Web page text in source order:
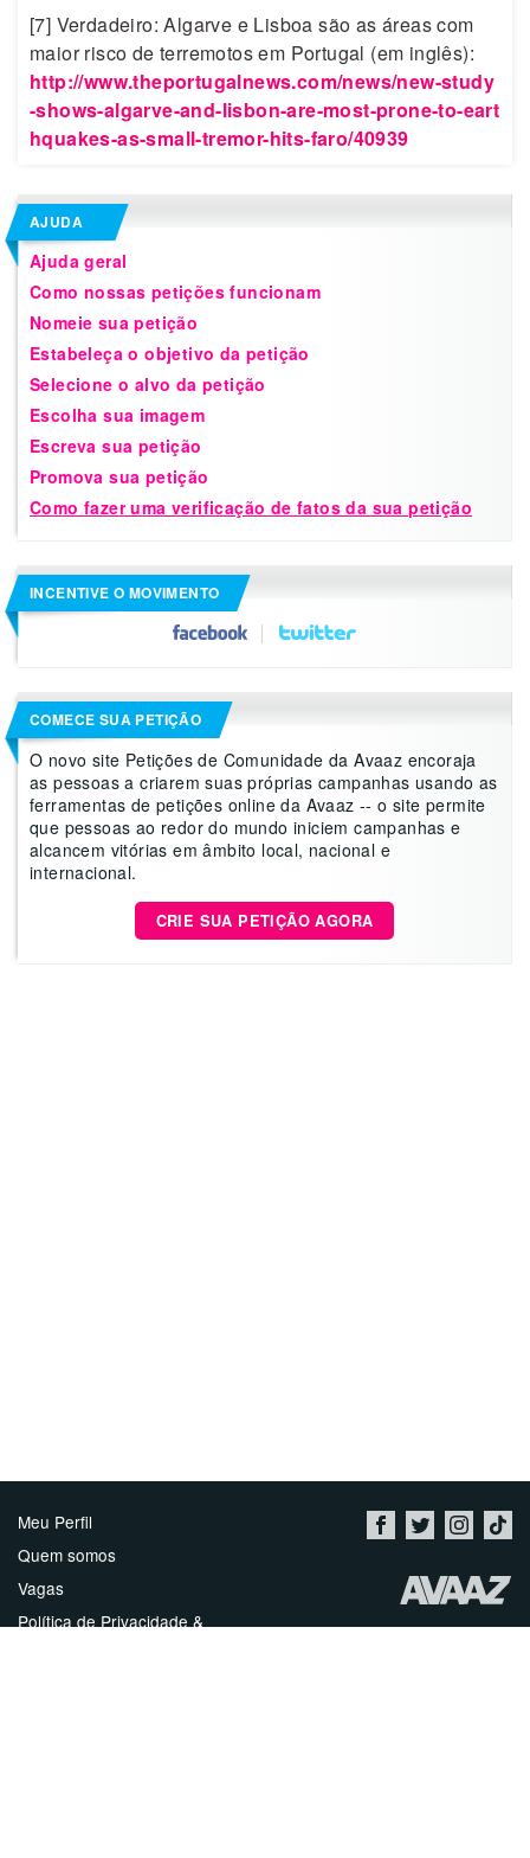
[7] Verdadeiro: Algarve e Lisboa são as áreas com
maior risco de terremotos em Portugal (em inglês):
http://www.theportugalnews.com/news/new-study
-shows-algarve-and-lisbon-are-most-prone-to-eart
hquakes-as-small-tremor-hits-faro/40939
AJUDA
Ajuda geral
Como nossas petições funcionam
Nomeie sua petição
Estabeleça o objetivo da petição
Selecione o alvo da petição
Escolha sua imagem
Escreva sua petição
Promova sua petição
Como fazer uma verificação de fatos da sua petição
INCENTIVE O MOVIMENTO
COMECE SUA PETIÇÃO
O novo site Petições de Comunidade da Avaaz encoraja
as pessoas a criarem suas próprias campanhas usando as
ferramentas de petições online da Avaaz -- o site permite
que pessoas ao redor do mundo iniciem campanhas e
alcancem vitórias em âmbito local, nacional e
internacional.
CRIE SUA PETIÇÃO AGORA
Meu Perfil
Quem somos
Vagas
Política de Privacidade &